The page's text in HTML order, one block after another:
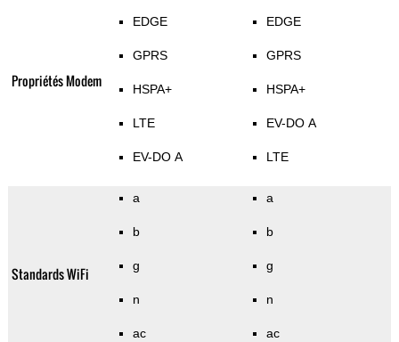
Propriétés Modem
EDGE
GPRS
HSPA+
LTE
EV-DO A
EDGE
GPRS
HSPA+
EV-DO A
LTE
Standards WiFi
a
b
g
n
ac
a
b
g
n
ac